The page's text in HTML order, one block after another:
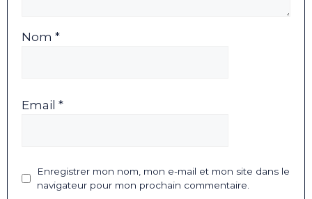
Nom *
Email *
Enregistrer mon nom, mon e-mail et mon site dans le
navigateur pour mon prochain commentaire.